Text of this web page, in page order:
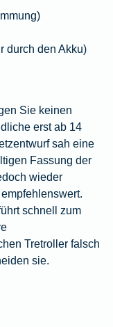
durch den Akku)
Sie keinen
erst ab 14
sah eine
Fassung der
wieder
schnell zum
Tretroller falsch
sie.